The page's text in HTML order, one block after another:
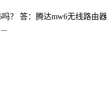
？ 答：腾达mw6无线路由